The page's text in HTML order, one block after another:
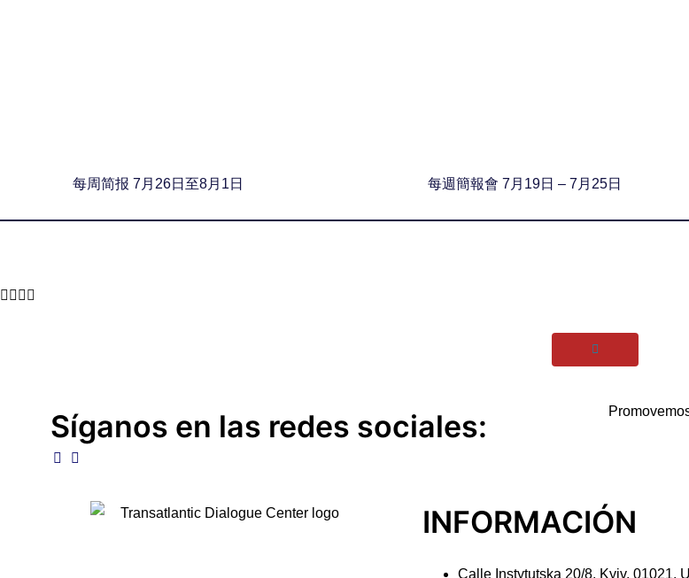
每周简报 7月26日至8月1日 每週簡報會 7月19日 – 7月25日
Síganos en las redes sociales:
INFORMACIÓN
Calle Instytutska 20/8, Kyiv, 01021,